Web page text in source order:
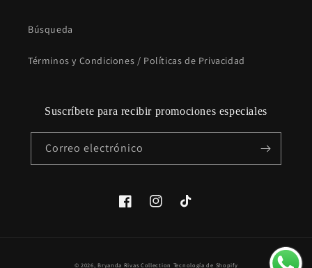
Búsqueda
Términos y Condiciones / Políticas de Privacidad
Suscríbete para recibir promociones especiales
Correo electrónico
FacebookInstagramTikTok
© 2026,Bryanda Rivas Collection Tecnología de Shopify